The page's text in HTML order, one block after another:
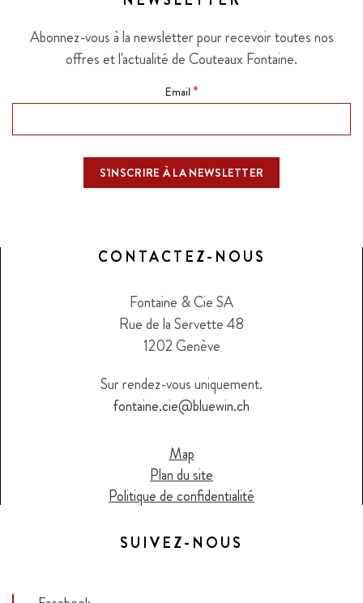
Abonnez-vous à la newsletter pour recevoir toutes nos
offres et l'actualité de Couteaux Fontaine.
Email *
CONTACTEZ-NOUS
Fontaine & Cie SA
Rue de la Servette 48
1202 Genève
Sur rendez-vous uniquement.
fontaine.cie@bluewin.ch
Map
Plan du site
Politique de confidentialité
SUIVEZ-NOUS